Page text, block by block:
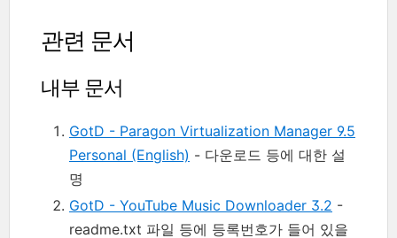
관련 문서
내부 문서
GotD - Paragon Virtualization Manager 9.5
Personal (English) - 다운로드 등에 대한 설
명
GotD - YouTube Music Downloader 3.2 -
readme.txt 파일 등에 등록번호가 들어 있을